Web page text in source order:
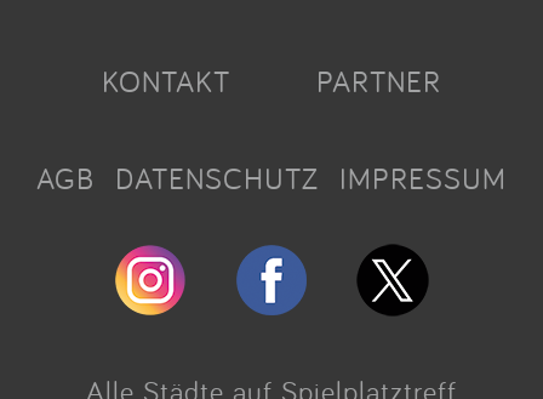
KONTAKT PARTNER
AGB DATENSCHUTZ IMPRESSUM
Alle Städte auf Spielplatztreff